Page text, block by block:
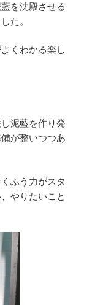
を沈殿させる
た。
くわかる楽し
泥藍を作り発
が整いつつあ
ふう力がスタ
やりたいこと